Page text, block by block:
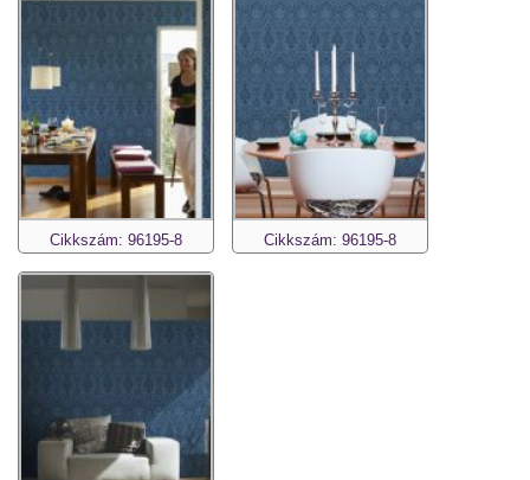
Cikkszám: 96195-8 Cikkszám: 96195-8